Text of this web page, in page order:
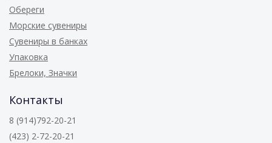
Обереги
Морские сувениры
Сувениры в банках
Упаковка
Брелоки, Значки
Контакты
8 (914)792-20-21
(423) 2-72-20-21